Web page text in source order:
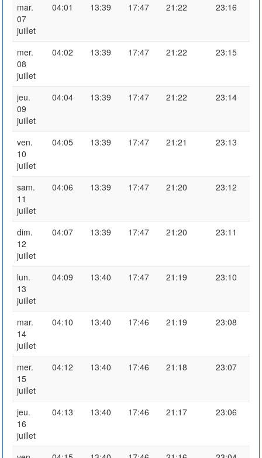
mar.
07
juillet
04:01 13:39 17:47 21:22 23:16
mer.
08
juillet
04:02 13:39 17:47 21:22 23:15
jeu.
09
juillet
04:04 13:39 17:47 21:22 23:14
ven.
10
juillet
04:05 13:39 17:47 21:21 23:13
sam.
11
juillet
04:06 13:39 17:47 21:20 23:12
dim.
12
juillet
04:07 13:39 17:47 21:20 23:11
lun.
13
juillet
04:09 13:40 17:47 21:19 23:10
mar.
14
juillet
04:10 13:40 17:46 21:19 23:08
mer.
15
juillet
04:12 13:40 17:46 21:18 23:07
jeu.
16
juillet
04:13 13:40 17:46 21:17 23:06